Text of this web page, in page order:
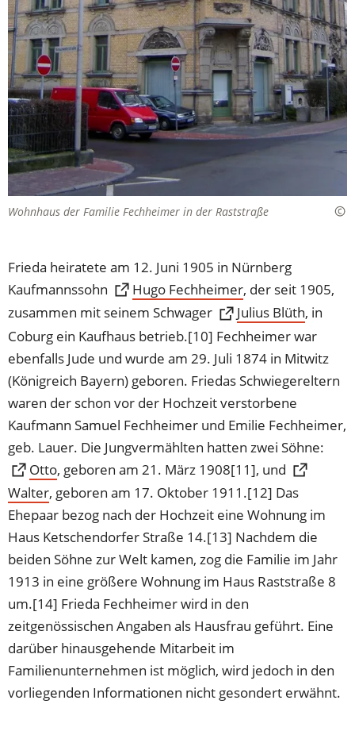
Wohnhaus der Familie Fechheimer in der Raststraße
Frieda heiratete am 12. Juni 1905 in Nürnberg
Kaufmannssohn
Hugo Fechheimer
(Öffnet
in
einem
neuen
Tab)
, der seit 1905,
zusammen mit seinem Schwager
Julius Blüth
(Öffnet
in
einem
neuen
Tab)
, in
Coburg ein Kaufhaus betrieb.[10] Fechheimer war
ebenfalls Jude und wurde am 29. Juli 1874 in Mitwitz
(Königreich Bayern) geboren. Friedas Schwiegereltern
waren der schon vor der Hochzeit verstorbene
Kaufmann Samuel Fechheimer und Emilie Fechheimer,
geb. Lauer. Die Jungvermählten hatten zwei Söhne:
Otto
(Öffnet
in
einem
neuen
Tab)
, geboren am 21. März 1908[11], und
Walter
(Öffnet
in
einem
neuen
Tab)
, geboren am 17. Oktober 1911.[12] Das
Ehepaar bezog nach der Hochzeit eine Wohnung im
Haus Ketschendorfer Straße 14.[13] Nachdem die
beiden Söhne zur Welt kamen, zog die Familie im Jahr
1913 in eine größere Wohnung im Haus Raststraße 8
um.[14] Frieda Fechheimer wird in den
zeitgenössischen Angaben als Hausfrau geführt. Eine
darüber hinausgehende Mitarbeit im
Familienunternehmen ist möglich, wird jedoch in den
vorliegenden Informationen nicht gesondert erwähnt.